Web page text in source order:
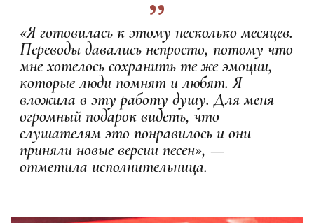
«Я готовилась к этому несколько месяцев.
Переводы давались непросто, потому что
мне хотелось сохранить те же эмоции,
которые люди помнят и любят. Я
вложила в эту работу душу. Для меня
огромный подарок видеть, что
слушателям это понравилось и они
приняли новые версии песен», —
отметила исполнительница.